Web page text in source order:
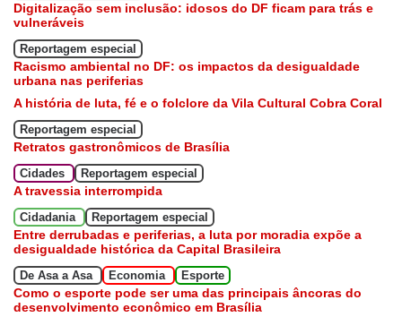
Digitalização sem inclusão: idosos do DF ficam para trás e
vulneráveis
Reportagem especial
Racismo ambiental no DF: os impactos da desigualdade
urbana nas periferias
A história de luta, fé e o folclore da Vila Cultural Cobra Coral
Reportagem especial
Retratos gastronômicos de Brasília
Cidades Reportagem especial
A travessia interrompida
Cidadania Reportagem especial
Entre derrubadas e periferias, a luta por moradia expõe a
desigualdade histórica da Capital Brasileira
De Asa a Asa Economia Esporte
Como o esporte pode ser uma das principais âncoras do
desenvolvimento econômico em Brasília